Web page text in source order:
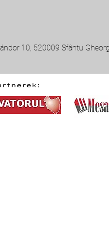
10, 520009 Sfântu